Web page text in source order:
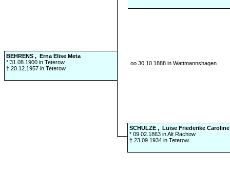
BEHRENS , Erna Elise Meta
* 31.08.1900 in Teterow
† 20.12.1957 in Teterow
oo 30.10.1888 in Wattmannshagen
SCHULZE , Luise Friederike
* 09.02.1863 in Alt Rachow
† 23.09.1934 in Teterow